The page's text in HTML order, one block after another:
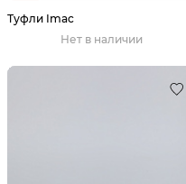
Туфли Imac
Нет в наличии